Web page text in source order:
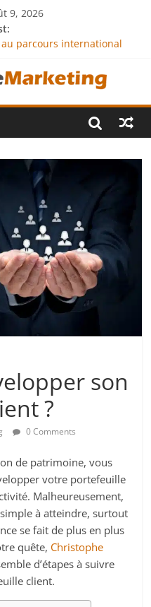
9, 2026
parcours international
l’entreprise se
?
de l’indépendance
comme moteur de
logistiques au service
son
?
0 Comments
de patrimoine, vous
votre portefeuille
Malheureusement,
à atteindre, surtout
se fait de plus en plus
quête, Christophe
d’étapes à suivre
client.